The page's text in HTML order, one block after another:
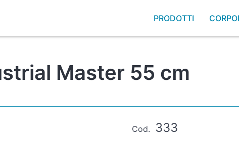
PRODOTTI
Master 55 cm
Cod. 333